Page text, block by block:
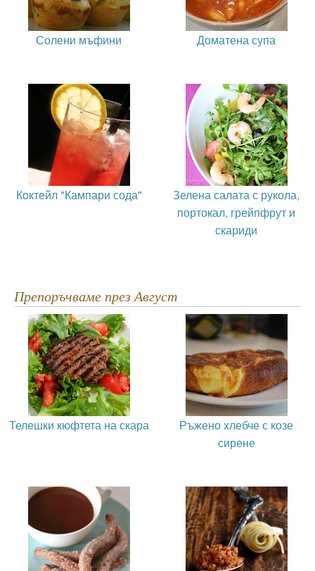
Солени мъфини Доматена супа
Коктейл "Кампари сода"
Зелена салата с рукола,
портокал, грейпфрут и
скариди
Препоръчваме през Август
Телешки кюфтета на скара
Ръжено хлебче с козе
сирене